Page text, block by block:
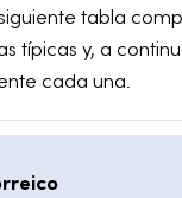
tabla
típicas y, a
cada una.